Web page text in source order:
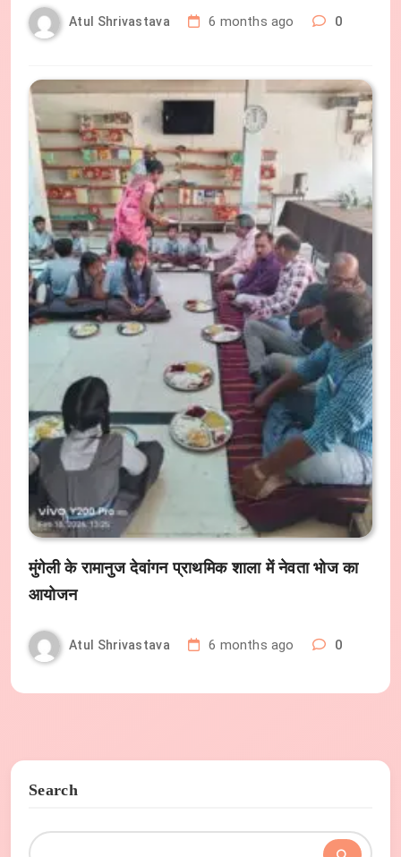
Atul Shrivastava 6 months ago 0
मुंगेली के रामानुज देवांगन प्राथमिक शाला में नेवता भोज का
आयोजन
Atul Shrivastava 6 months ago 0
Search